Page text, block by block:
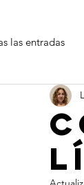
las entradas